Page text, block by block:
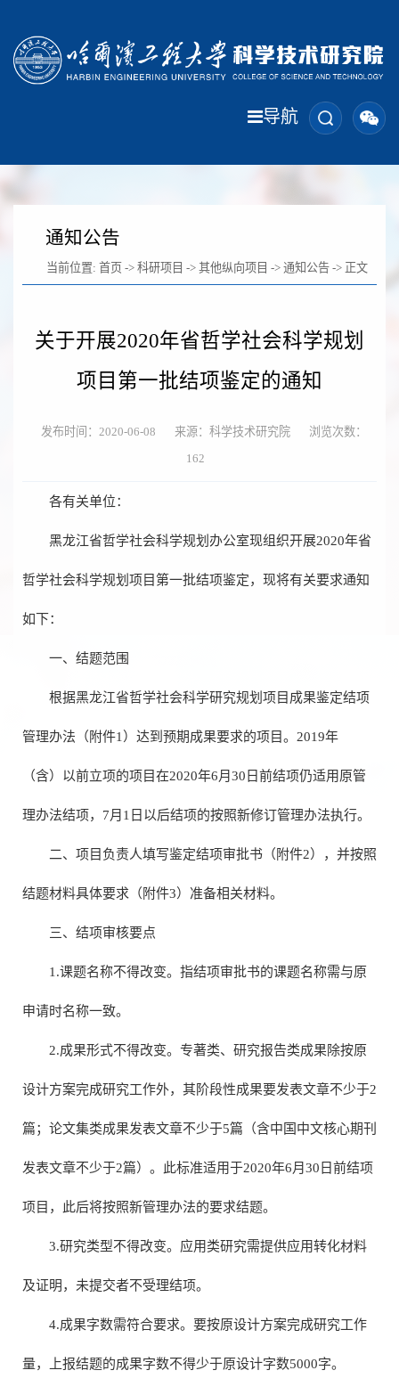
导航
通知公告
当前位置: 首页 -> 科研项目 -> 其他纵向项目 -> 通知公告 -> 正文
关于开展2020年省哲学社会科学规划
项目第一批结项鉴定的通知
发布时间：2020-06-08 来源：科学技术研究院
浏览次数：
162
各有关单位：
黑龙江省哲学社会科学规划办公室现组织开展2020年省
哲学社会科学规划项目第一批结项鉴定，现将有关要求通知
如下：
一、结题范围
根据黑龙江省哲学社会科学研究规划项目成果鉴定结项
管理办法（附件1）达到预期成果要求的项目。2019年
（含）以前立项的项目在2020年6月30日前结项仍适用原管
理办法结项，7月1日以后结项的按照新修订管理办法执行。
二、项目负责人填写鉴定结项审批书（附件2），并按照
结题材料具体要求（附件3）准备相关材料。
三、结项审核要点
1.课题名称不得改变。指结项审批书的课题名称需与原
申请时名称一致。
2.成果形式不得改变。专著类、研究报告类成果除按原
设计方案完成研究工作外，其阶段性成果要发表文章不少于2
篇；论文集类成果发表文章不少于5篇（含中国中文核心期刊
发表文章不少于2篇）。此标准适用于2020年6月30日前结项
项目，此后将按照新管理办法的要求结题。
3.研究类型不得改变。应用类研究需提供应用转化材料
及证明，未提交者不受理结项。
4.成果字数需符合要求。要按原设计方案完成研究工作
量，上报结题的成果字数不得少于原设计字数5000字。